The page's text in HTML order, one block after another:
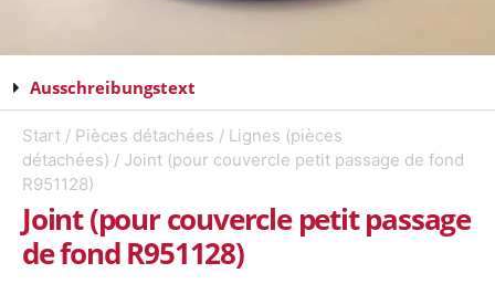
Ausschreibungstext
Start / Pièces détachées / Lignes (pièces
détachées) / Joint (pour couvercle petit passage de fond
R951128)
Joint (pour couvercle petit passage
de fond R951128)